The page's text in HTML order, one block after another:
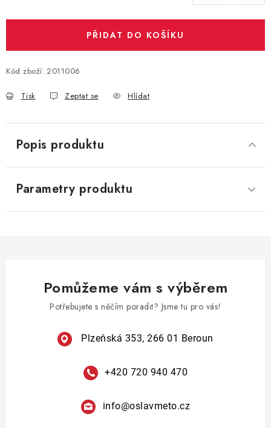
ORGANZY, STOLOVÉ ŠERPY
Podmínky ochrany osobních údajů
PŘIDAT DO KOŠÍKU
Kód zboží: 2011006
Tisk Zeptat se Hlídat
Popis produktu
Parametry produktu
Pomůžeme vám s výběrem
Potřebujete s něčím poradit? Jsme tu pro vás!
Plzeňská 353, 266 01 Beroun
+420 720 940 470
info@oslavmeto.cz